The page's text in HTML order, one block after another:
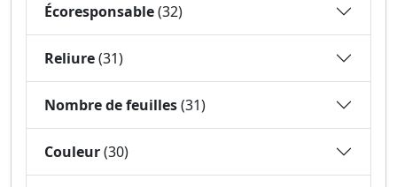
Écoresponsable(32)
Reliure(31)
Nombre de feuilles(31)
Couleur(30)